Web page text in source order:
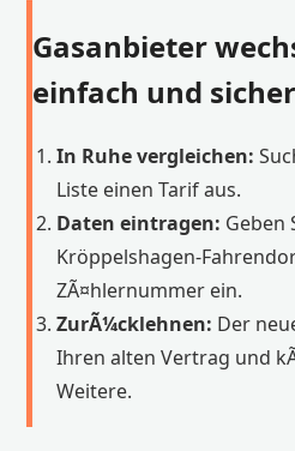
Gasanbieter
einfach und
In Ruhe vergleichen:
Liste einen Tarif aus.
Daten eintragen: Geben
Kröppelshagen-
ZÃ¤hlernummer ein.
ZurÃ¼cklehnen: Der
Ihren alten Vertrag und
Weitere.